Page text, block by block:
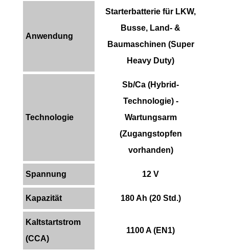
Anwendung
Starterbatterie für LKW,
Busse, Land- &
Baumaschinen (Super
Heavy Duty)
Technologie
Sb/Ca (Hybrid-
Technologie) -
Wartungsarm
(Zugangstopfen
vorhanden)
Spannung 12 V
Kapazität 180 Ah (20 Std.)
Kaltstartstrom
(CCA)
1100 A (EN1)